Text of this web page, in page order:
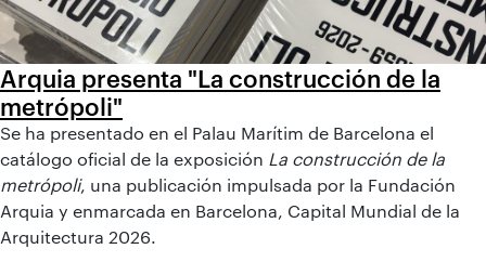
Arquia presenta "La construcción de la
metrópoli"
Se ha presentado en el Palau Marítim de Barcelona el
catálogo oficial de la exposición La construcción de la
metrópoli, una publicación impulsada por la Fundación
Arquia y enmarcada en Barcelona, Capital Mundial de la
Arquitectura 2026.